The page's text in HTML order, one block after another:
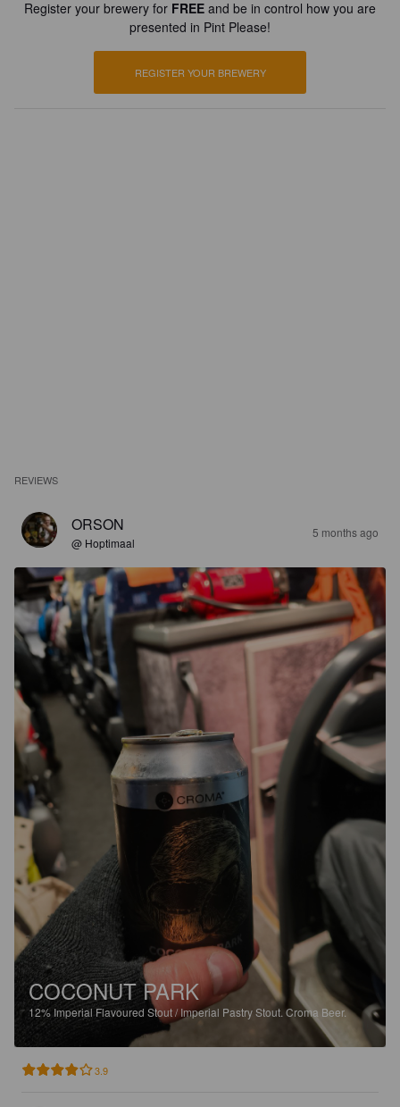
Register your brewery for FREE and be in control how you are
presented in Pint Please!
REGISTER YOUR BREWERY
REVIEWS
ORSON
@ Hoptimaal
5 months ago
COCONUT PARK
12% Imperial Flavoured Stout / Imperial Pastry Stout. Croma Beer.
3.9